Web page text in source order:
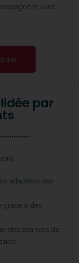
avec
par
:
adaptées aux
grâce à des
des séances de